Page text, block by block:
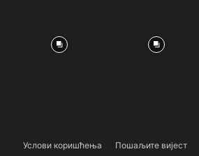
Услови коришћења Пошаљите вијест